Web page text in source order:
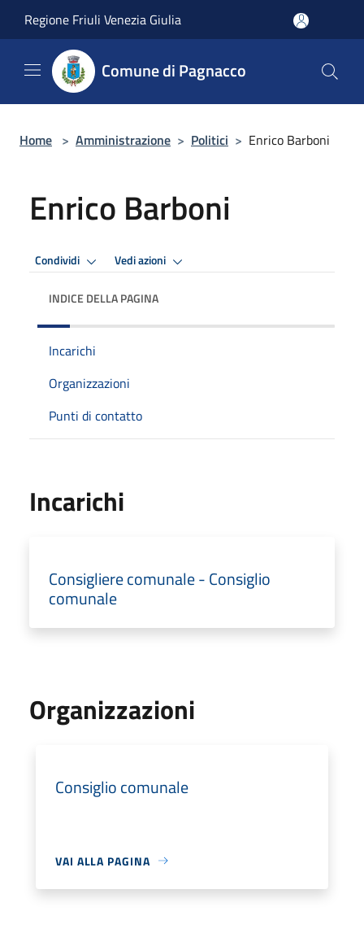
Regione Friuli Venezia Giulia
Comune di Pagnacco
Home > Amministrazione > Politici > Enrico Barboni
Enrico Barboni
Condividi Vedi azioni
INDICE DELLA PAGINA
Incarichi
Organizzazioni
Punti di contatto
Incarichi
Consigliere comunale - Consiglio
comunale
Organizzazioni
Consiglio comunale
VAI ALLA PAGINA